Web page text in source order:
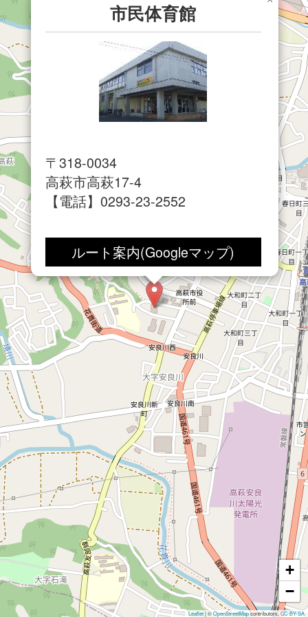
市民体育館
〒318-0034
高萩市高萩17-4
【電話】0293-23-2552
体育館の主競技場の収容人員：
2000人ルート案内(Googleマップ)
+
−
Leaflet|©OpenStreetMapcontributors, CC-BY-SA